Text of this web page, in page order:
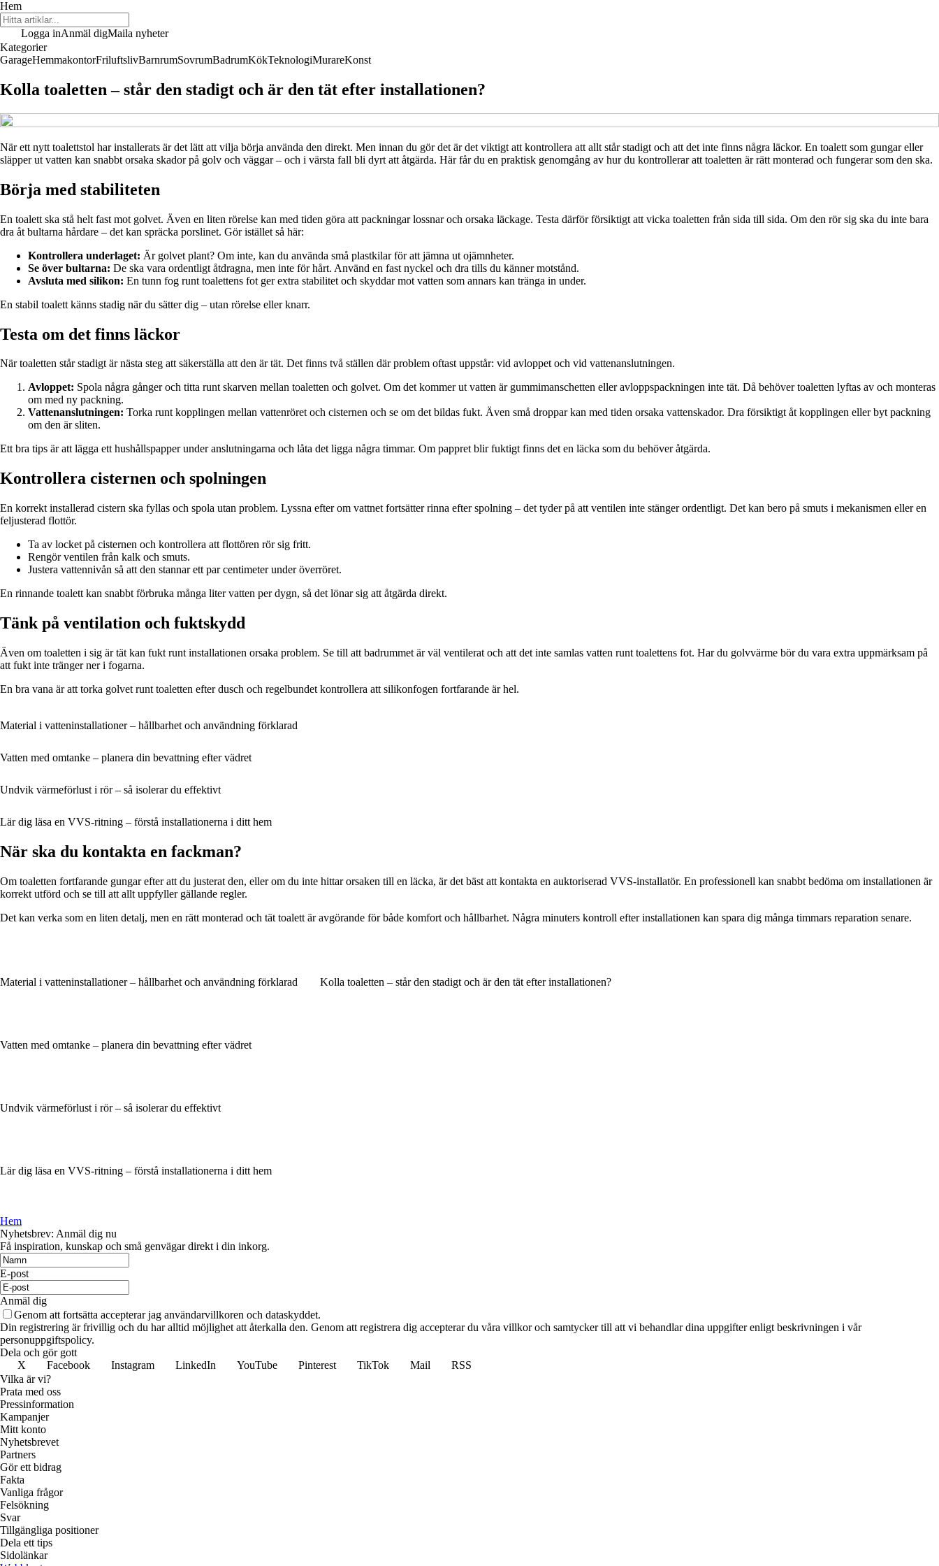
Hem
Logga inAnmäl digMaila nyheter
Kategorier
GarageHemmakontorFriluftslivBarnrumSovrumBadrumKökTeknologiMurareKonst
Kolla toaletten – står den stadigt och är den tät efter installationen?
När ett nytt toalettstol har installerats är det lätt att vilja börja använda den direkt. Men innan du gör det är det viktigt att kontrollera att allt står stadigt och att det inte finns några läckor. En toalett som gungar eller
släpper ut vatten kan snabbt orsaka skador på golv och väggar – och i värsta fall bli dyrt att åtgärda. Här får du en praktisk genomgång av hur du kontrollerar att toaletten är rätt monterad och fungerar som den ska.
Börja med stabiliteten
En toalett ska stå helt fast mot golvet. Även en liten rörelse kan med tiden göra att packningar lossnar och orsaka läckage. Testa därför försiktigt att vicka toaletten från sida till sida. Om den rör sig ska du inte bara
dra åt bultarna hårdare – det kan spräcka porslinet. Gör istället så här:
Kontrollera underlaget: Är golvet plant? Om inte, kan du använda små plastkilar för att jämna ut ojämnheter.
Se över bultarna: De ska vara ordentligt åtdragna, men inte för hårt. Använd en fast nyckel och dra tills du känner motstånd.
Avsluta med silikon: En tunn fog runt toalettens fot ger extra stabilitet och skyddar mot vatten som annars kan tränga in under.
En stabil toalett känns stadig när du sätter dig – utan rörelse eller knarr.
Testa om det finns läckor
När toaletten står stadigt är nästa steg att säkerställa att den är tät. Det finns två ställen där problem oftast uppstår: vid avloppet och vid vattenanslutningen.
Avloppet: Spola några gånger och titta runt skarven mellan toaletten och golvet. Om det kommer ut vatten är gummimanschetten eller avloppspackningen inte tät. Då behöver toaletten lyftas av och monteras
om med ny packning.
Vattenanslutningen: Torka runt kopplingen mellan vattenröret och cisternen och se om det bildas fukt. Även små droppar kan med tiden orsaka vattenskador. Dra försiktigt åt kopplingen eller byt packning
om den är sliten.
Ett bra tips är att lägga ett hushållspapper under anslutningarna och låta det ligga några timmar. Om pappret blir fuktigt finns det en läcka som du behöver åtgärda.
Kontrollera cisternen och spolningen
En korrekt installerad cistern ska fyllas och spola utan problem. Lyssna efter om vattnet fortsätter rinna efter spolning – det tyder på att ventilen inte stänger ordentligt. Det kan bero på smuts i mekanismen eller en
feljusterad flottör.
Ta av locket på cisternen och kontrollera att flottören rör sig fritt.
Rengör ventilen från kalk och smuts.
Justera vattennivån så att den stannar ett par centimeter under överröret.
En rinnande toalett kan snabbt förbruka många liter vatten per dygn, så det lönar sig att åtgärda direkt.
Tänk på ventilation och fuktskydd
Även om toaletten i sig är tät kan fukt runt installationen orsaka problem. Se till att badrummet är väl ventilerat och att det inte samlas vatten runt toalettens fot. Har du golvvärme bör du vara extra uppmärksam på
att fukt inte tränger ner i fogarna.
En bra vana är att torka golvet runt toaletten efter dusch och regelbundet kontrollera att silikonfogen fortfarande är hel.
Material i vatteninstallationer – hållbarhet och användning förklarad
Vatten med omtanke – planera din bevattning efter vädret
Undvik värmeförlust i rör – så isolerar du effektivt
Lär dig läsa en VVS-ritning – förstå installationerna i ditt hem
När ska du kontakta en fackman?
Om toaletten fortfarande gungar efter att du justerat den, eller om du inte hittar orsaken till en läcka, är det bäst att kontakta en auktoriserad VVS-installatör. En professionell kan snabbt bedöma om installationen är
korrekt utförd och se till att allt uppfyller gällande regler.
Det kan verka som en liten detalj, men en rätt monterad och tät toalett är avgörande för både komfort och hållbarhet. Några minuters kontroll efter installationen kan spara dig många timmars reparation senare.
Material i vatteninstallationer – hållbarhet och användning förklarad
Vatten med omtanke – planera din bevattning efter vädret
Undvik värmeförlust i rör – så isolerar du effektivt
Lär dig läsa en VVS-ritning – förstå installationerna i ditt hem
Kolla toaletten – står den stadigt och är den tät efter installationen?
Hem
Nyhetsbrev: Anmäl dig nu
Få inspiration, kunskap och små genvägar direkt i din inkorg.
E-post
Anmäl dig
Genom att fortsätta accepterar jag användarvillkoren och dataskyddet.
Din registrering är frivillig och du har alltid möjlighet att återkalla den. Genom att registrera dig accepterar du våra villkor och samtycker till att vi behandlar dina uppgifter enligt beskrivningen i vår
personuppgiftspolicy.
Dela och gör gott
X
Facebook Instagram LinkedIn YouTube Pinterest TikTok Mail
RSS
Vilka är vi?
Prata med oss
Pressinformation
Kampanjer
Mitt konto
Nyhetsbrevet
Partners
Gör ett bidrag
Fakta
Vanliga frågor
Felsökning
Svar
Tillgängliga positioner
Dela ett tips
Sidolänkar